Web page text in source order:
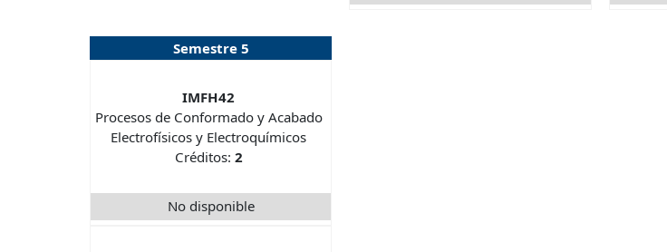
Semestre 5
IMFH42
Procesos de Conformado y Acabado
Electrofísicos y Electroquímicos
Créditos: 2
No disponible